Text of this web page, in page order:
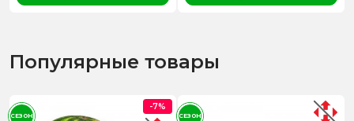
Популярные товары
-7%
СЕЗОН СЕЗОН